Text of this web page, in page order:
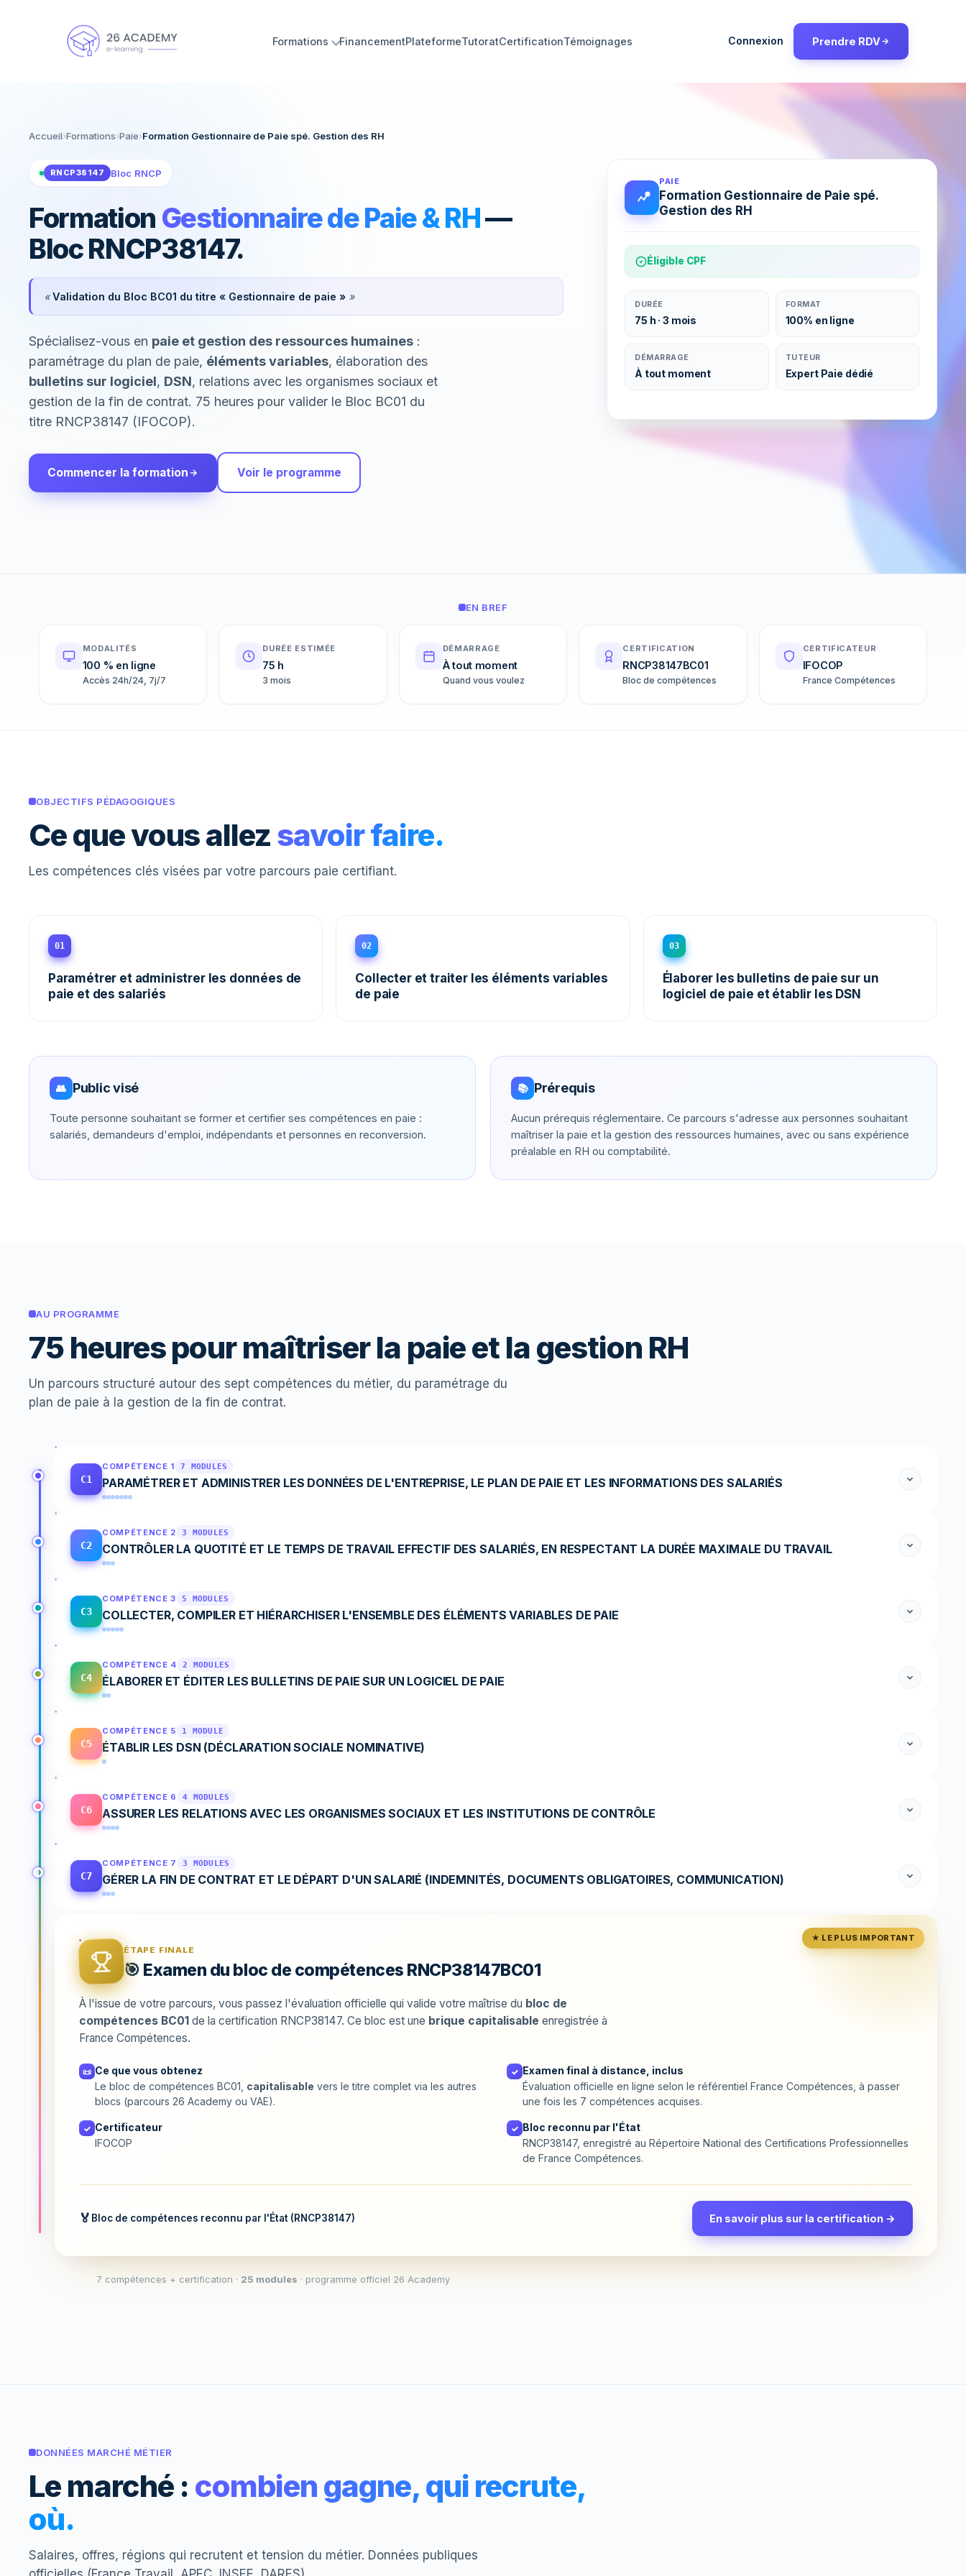
Formations FinancementPlateformeTutoratCertificationTémoignages Connexion Prendre RDV
Accueil›Formations›Paie›Formation Gestionnaire de Paie spé. Gestion des RH
RNCP38147 Bloc RNCP
Formation Gestionnaire de Paie & RH—
Bloc RNCP38147.
«Validation du Bloc BC01 du titre « Gestionnaire de paie » »
Spécialisez-vous en paie et gestion des ressources humaines :
paramétrage du plan de paie, éléments variables, élaboration des
bulletins sur logiciel, DSN, relations avec les organismes sociaux et
gestion de la fin de contrat. 75 heures pour valider le Bloc BC01 du
titre RNCP38147 (IFOCOP).
Commencer la formation Voir le programme
PAIE
Formation Gestionnaire de Paie spé.
Gestion des RH
Éligible CPF
DURÉE
75 h · 3 mois
FORMAT
100% en ligne
DÉMARRAGE
À tout moment
TUTEUR
Expert Paie dédié
EN BREF
MODALITÉS
100 % en ligne
Accès 24h/24, 7j/7
DURÉE ESTIMÉE
75 h
3 mois
DÉMARRAGE
À tout moment
Quand vous voulez
CERTIFICATION
RNCP38147BC01
Bloc de compétences
CERTIFICATEUR
IFOCOP
France Compétences
OBJECTIFS PÉDAGOGIQUES
Ce que vous allezsavoir faire.
Les compétences clés visées par votre parcours paie certifiant.
01
Paramétrer et administrer les données de
paie et des salariés
02
Collecter et traiter les éléments variables
de paie
03
Élaborer les bulletins de paie sur un
logiciel de paie et établir les DSN
👥 Public visé
Toute personne souhaitant se former et certifier ses compétences en paie :
salariés, demandeurs d'emploi, indépendants et personnes en reconversion.
📚 Prérequis
Aucun prérequis réglementaire. Ce parcours s'adresse aux personnes souhaitant
maîtriser la paie et la gestion des ressources humaines, avec ou sans expérience
préalable en RH ou comptabilité.
AU PROGRAMME
75 heures pour maîtriser la paie et la gestion RH
Un parcours structuré autour des sept compétences du métier, du paramétrage du
plan de paie à la gestion de la fin de contrat.
C1
COMPÉTENCE 1 7 MODULES
PARAMÉTRER ET ADMINISTRER LES DONNÉES DE L'ENTREPRISE, LE PLAN DE PAIE ET LES INFORMATIONS DES SALARIÉS
C2
COMPÉTENCE 2 3 MODULES
CONTRÔLER LA QUOTITÉ ET LE TEMPS DE TRAVAIL EFFECTIF DES SALARIÉS, EN RESPECTANT LA DURÉE MAXIMALE DU TRAVAIL
C3
COMPÉTENCE 3 5 MODULES
COLLECTER, COMPILER ET HIÉRARCHISER L'ENSEMBLE DES ÉLÉMENTS VARIABLES DE PAIE
C4
COMPÉTENCE 4 2 MODULES
ÉLABORER ET ÉDITER LES BULLETINS DE PAIE SUR UN LOGICIEL DE PAIE
C5
COMPÉTENCE 5 1 MODULE
ÉTABLIR LES DSN (DÉCLARATION SOCIALE NOMINATIVE)
C6
COMPÉTENCE 6 4 MODULES
ASSURER LES RELATIONS AVEC LES ORGANISMES SOCIAUX ET LES INSTITUTIONS DE CONTRÔLE
C7
COMPÉTENCE 7 3 MODULES
GÉRER LA FIN DE CONTRAT ET LE DÉPART D'UN SALARIÉ (INDEMNITÉS, DOCUMENTS OBLIGATOIRES, COMMUNICATION)
★ LE PLUS IMPORTANT
ÉTAPE FINALE
🎯 Examen du bloc de compétences RNCP38147BC01
À l'issue de votre parcours, vous passez l'évaluation officielle qui valide votre maîtrise du bloc de
compétences BC01 de la certification RNCP38147. Ce bloc est une brique capitalisable enregistrée à
France Compétences.
📜 Ce que vous obtenez
Le bloc de compétences BC01, capitalisable vers le titre complet via les autres
blocs (parcours 26 Academy ou VAE).
✓ Examen final à distance, inclus
Évaluation officielle en ligne selon le référentiel France Compétences, à passer
une fois les 7 compétences acquises.
✓ Certificateur
IFOCOP
✓ Bloc reconnu par l'État
RNCP38147, enregistré au Répertoire National des Certifications Professionnelles
de France Compétences.
Bloc de compétences reconnu par l'État (RNCP38147) En savoir plus sur la certification →
7 compétences + certification · 25 modules · programme officiel 26 Academy
DONNÉES MARCHÉ MÉTIER
Le marché : combien gagne, qui recrute,
où.
Salaires, offres, régions qui recrutent et tension du métier. Données publiques